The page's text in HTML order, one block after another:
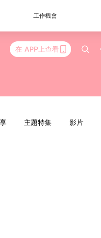
工作機會
在 APP上查看
主題特集 影片